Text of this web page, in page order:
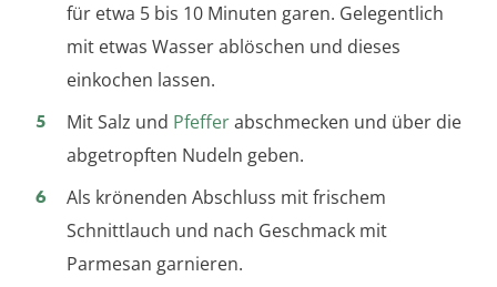
für etwa 5 bis 10 Minuten garen. Gelegentlich
mit etwas Wasser ablöschen und dieses
einkochen lassen.
Mit Salz und Pfefferabschmecken und über die
abgetropften Nudeln geben.
Als krönenden Abschluss mit frischem
Schnittlauch und nach Geschmack mit
Parmesan garnieren.